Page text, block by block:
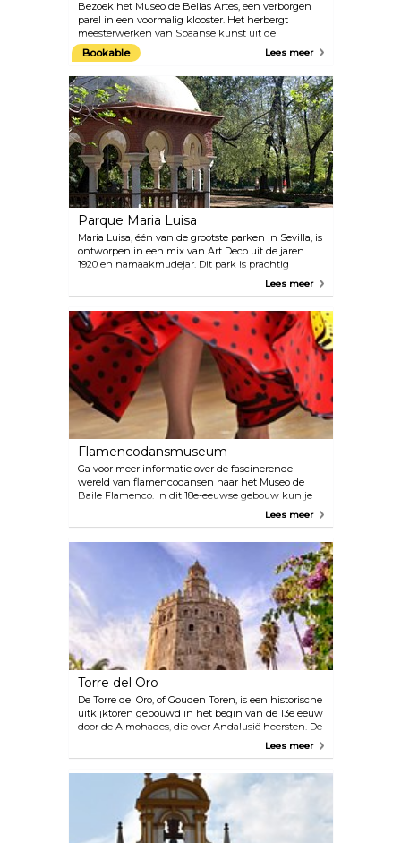
Bezoek het Museo de Bellas Artes, een verborgen
parel in een voormalig klooster. Het herbergt
meesterwerken van Spaanse kunst uit de
middeleeuwen tot de 20e eeuw en is een bewijs
van het rijke artistieke erfgoed van het land.
Bewonder werken van grote meesters zoals Goya,
Murillo, Ribera en Millian en verdiep je in
dynamische tentoonstellingen van moderne kunst.
Het is een culturele pitstop die je niet mag missen
in Sevilla.
Bookable Lees meer
Parque Maria Luisa
Maria Luisa, één van de grootste parken in Sevilla, is
ontworpen in een mix van Art Deco uit de jaren
1920 en namaakmudejar. Dit park is prachtig
versierd met veel banken met keramische tegels,
topattractie van het park, Plaza de España.
Lees meer
Flamencodansmuseum
Ga voor meer informatie over de fascinerende
wereld van flamencodansen naar het Museo de
Baile Flamenco. In dit 18e-eeuwse gebouw kun je
tentoonstellingsruimte, de kelder en de dansstudio.
Lees meer
Torre del Oro
De Torre del Oro, of Gouden Toren, is een historische
uitkijktoren gebouwd in het begin van de 13e eeuw
door de Almohades, die over Andalusië heersten. De
Lees meer